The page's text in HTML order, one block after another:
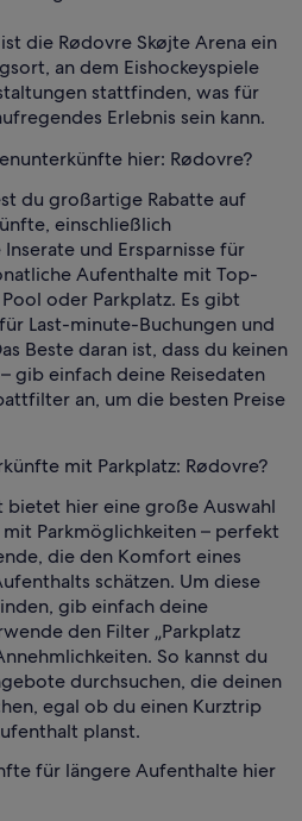
die Rødovre Skøjte Arena ein
an dem Eishockeyspiele
stattfinden, was für
Erlebnis sein kann.
hier: Rødovre?
du großartige Rabatte auf
einschließlich
und Ersparnisse für
Aufenthalte mit Top-
oder Parkplatz. Es gibt
Last-minute-Buchungen und
Beste daran ist, dass du keinen
gib einfach deine Reisedaten
an, um die besten Preise
mit Parkplatz: Rødovre?
bietet hier eine große Auswahl
Parkmöglichkeiten – perfekt
die den Komfort eines
schätzen. Um diese
gib einfach deine
den Filter „Parkplatz
So kannst du
durchsuchen, die deinen
egal ob du einen Kurztrip
planst.
für längere Aufenthalte hier